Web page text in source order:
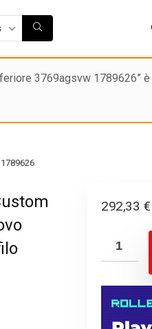
3769agsvw 1789626”
292,33 €